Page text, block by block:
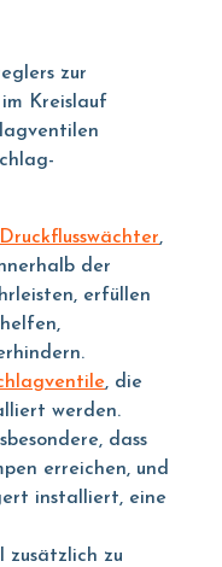
zur
Kreislauf
,
der
erfüllen
, die
werden.
dass
erreichen, und
installiert, eine
zusätzlich zu